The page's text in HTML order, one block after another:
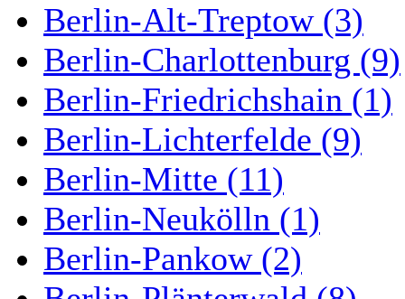
Berlin-Alt-Treptow (3)
Berlin-Charlottenburg (9)
Berlin-Friedrichshain (1)
Berlin-Lichterfelde (9)
Berlin-Mitte (11)
Berlin-Neukölln (1)
Berlin-Pankow (2)